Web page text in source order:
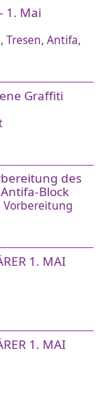
1. Mai
Tresen Antifa
Graffiti
des
Block
Vorbereitung
1. MAI
1. MAI